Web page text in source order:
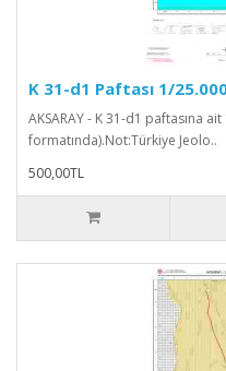
K 31-d1 Paftası 1/
AKSARAY - K 31-d1 paftasına
formatında).Not:Türkiye Jeolo..
500,00TL